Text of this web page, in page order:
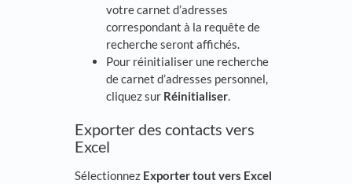
votre carnet d’adresses
correspondant à la requête de
recherche seront affichés.
Pour réinitialiser une recherche
de carnet d’adresses personnel,
cliquez sur Réinitialiser.
Exporter des contacts vers
Excel
Sélectionnez Exporter tout vers Excel